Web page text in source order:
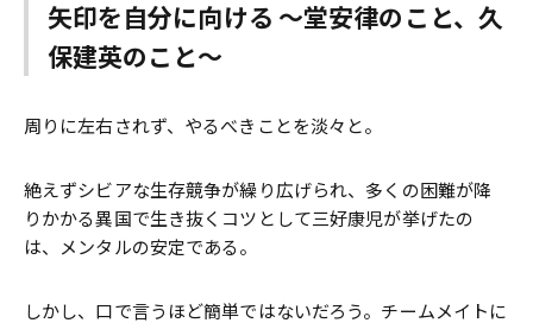
矢印を自分に向ける 〜堂安律のこと、久
保建英のこと〜
周りに左右されず、やるべきことを淡々と――。
絶えずシビアな生存競争が繰り広げられ、多くの困難が降
りかかる異国で生き抜くコツとして三好康児が挙げたの
は、メンタルの安定である。
しかし、口で言うほど簡単ではないだろう。チームメイトに